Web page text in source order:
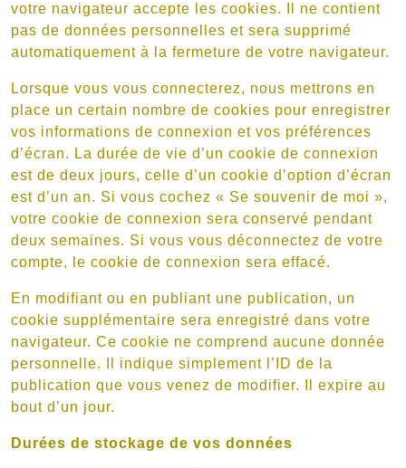
votre navigateur accepte les cookies. Il ne contient
pas de données personnelles et sera supprimé
automatiquement à la fermeture de votre navigateur.
Lorsque vous vous connecterez, nous mettrons en
place un certain nombre de cookies pour enregistrer
vos informations de connexion et vos préférences
d’écran. La durée de vie d’un cookie de connexion
est de deux jours, celle d’un cookie d’option d’écran
est d’un an. Si vous cochez « Se souvenir de moi »,
votre cookie de connexion sera conservé pendant
deux semaines. Si vous vous déconnectez de votre
compte, le cookie de connexion sera effacé.
En modifiant ou en publiant une publication, un
cookie supplémentaire sera enregistré dans votre
navigateur. Ce cookie ne comprend aucune donnée
personnelle. Il indique simplement l’ID de la
publication que vous venez de modifier. Il expire au
bout d’un jour.
Durées de stockage de vos données